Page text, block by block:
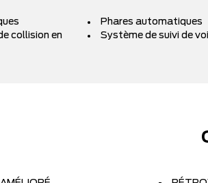
Phares automatiques
collision en
Système de suivi de